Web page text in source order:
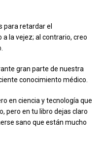
para retardar el
la vejez; al contrario, creo
gran parte de nuestra
conocimiento médico.
en ciencia y tecnología que
pero en tu libro dejas claro
sano que están mucho